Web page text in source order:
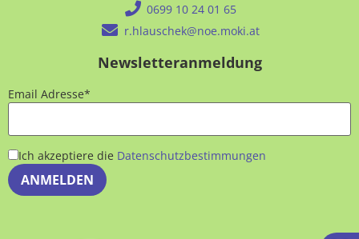
0699 10 24 01 65
r.hlauschek@noe.moki.at
Newsletteranmeldung
Email Adresse*
Ich akzeptiere die Datenschutzbestimmungen